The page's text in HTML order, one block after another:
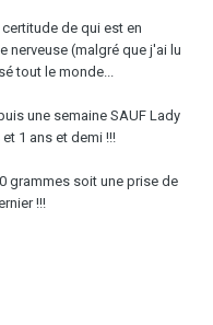
de qui est en
nerveuse (malgré que j'ai lu
tout le monde...
une semaine SAUF Lady
1 ans et demi !!!
grammes soit une prise de
!!!